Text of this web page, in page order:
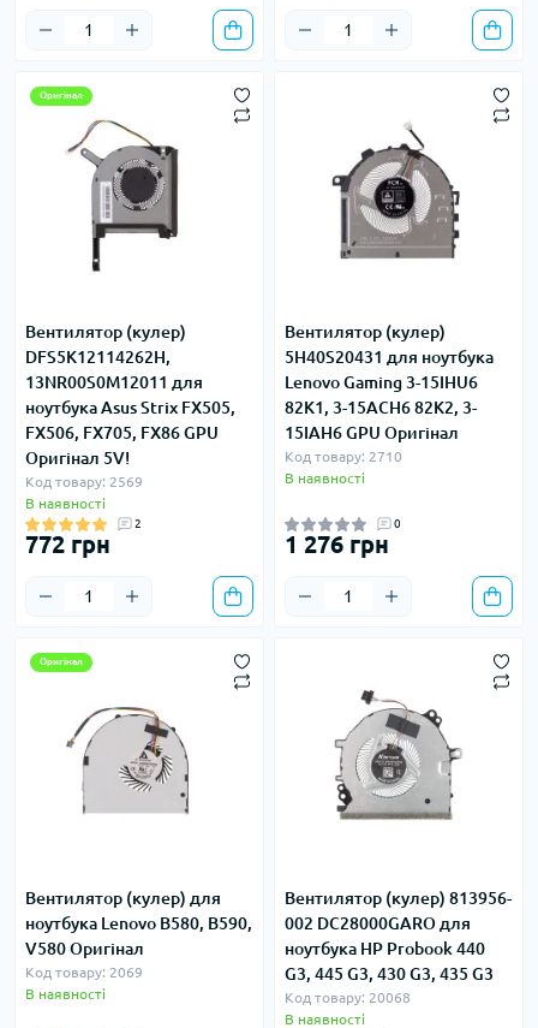
Оригінал
Вентилятор (кулер)
DFS5K12114262H,
13NR00S0M12011 для
ноутбука Asus Strix FX505,
FX506, FX705, FX86 GPU
Оригінал 5V!
Код товару: 2569
В наявності
2
772 грн
Вентилятор (кулер)
5H40S20431 для ноутбука
Lenovo Gaming 3-15IHU6
82K1, 3-15ACH6 82K2, 3-
15IAH6 GPU Оригінал
Код товару: 2710
В наявності
0
1 276 грн
Оригінал
Вентилятор (кулер) для
ноутбука Lenovo B580, B590,
V580 Оригінал
Код товару: 2069
В наявності
Вентилятор (кулер) 813956-
002 DC28000GARO для
ноутбука HP Probook 440
G3, 445 G3, 430 G3, 435 G3
Код товару: 20068
В наявності